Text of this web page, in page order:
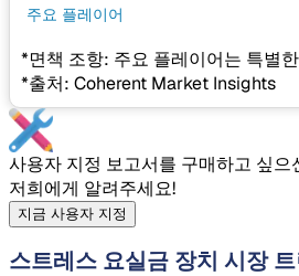
주요 플레이어
*면책 조항: 주요 플레이어는 특별
*출처: Coherent Market Insights
사용자 지정 보고서를 구매하고 싶으
저희에게 알려주세요!
지금 사용자 지정
스트레스 요실금 장치 시장